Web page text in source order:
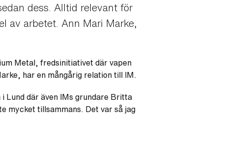
dess. Alltid relevant för
av arbetet. Ann Mari Marke,
Metal, fredsinitiativet där vapen
har en mångårig relation till IM.
Lund där även IMs grundare Britta
mycket tillsammans. Det var så jag